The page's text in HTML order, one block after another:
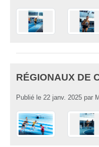
RÉGIONAUX DE
Publié le 22 janv. 2025 par